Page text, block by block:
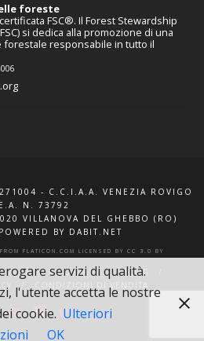
foreste
FSC®. Il Forest Stewardship
si dedica alla promozione di una
forestale responsabile in tutto il
- C.C.I.A.A. VENEZIA ROVIGO
N. 73792
VILLANOVA DEL GHEBBO (RO)
POWERED BY DABIT.NET
FROM FLATICON.COM LICENSED BY CC 3.0 BY
INFO E CONTATTI
BLOG
servizi di qualità.
l'utente accetta le nostre
cookie. Ulteriori
OK